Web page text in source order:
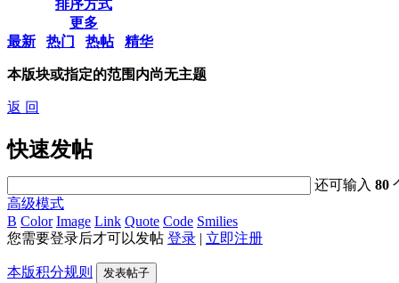
排序方式
更多
最新
热门 热帖 精华
本版块或指定的范围内尚无主题
返 回
快速发帖
还可输入80
高级模式
B Color Image Link Quote Code Smilies
您需要登录后才可以发帖 登录 | 立即注册
本版积分规则 发表帖子